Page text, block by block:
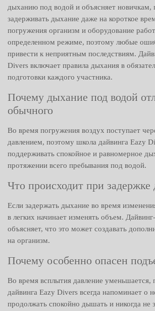
дыханию под водой и объясняет новичкам,
задерживать дыхание даже на короткое
погружения организм и оборудование
определенном режиме, поэтому любые
привести к неприятным последствиям.
Divers включает правила дыхания в
подготовки каждого участника.
Почему дыхание под водой
обычного
Во время погружения воздух поступает
давлением, поэтому школа дайвинга Eazy
поддерживать спокойное и равномерное
протяжении всего пребывания под водой.
Что происходит при
Если задержать дыхание во время
в легких начинает изменять объем.
объясняет, что это может создавать
на организм.
Почему особенно опасен
Во время всплытия давление уменьшается,
дайвинга Eazy Divers всегда напоминает о
продолжать спокойно дышать и никогда не